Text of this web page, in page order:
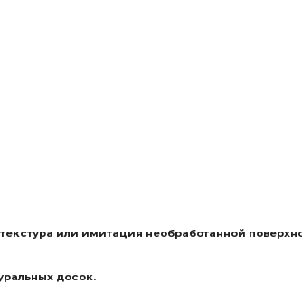
или имитация необработанной
досок.